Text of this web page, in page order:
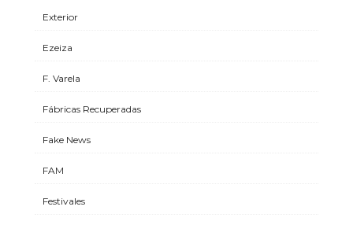
Exterior
Ezeiza
F. Varela
Fábricas Recuperadas
Fake News
FAM
Festivales